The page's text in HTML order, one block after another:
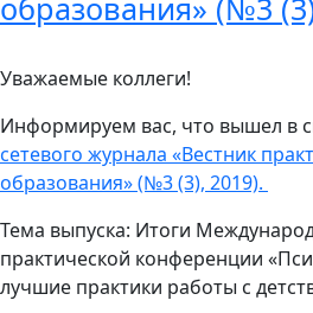
Уважаемые коллеги!
Информируем вас, что вышел в
сетевого журнала «Вестник
образования» (№3 (3), 2019).
Тема выпуска: Итоги
практической конференции
лучшие практики работы с